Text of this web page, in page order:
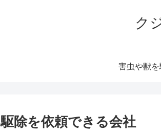
ク
害虫や獣
除を依頼できる会社